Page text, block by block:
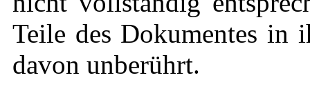
Teile des Dokumentes
davon unberührt.